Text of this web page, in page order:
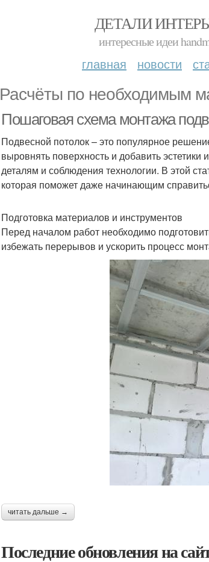
ДЕТАЛИ
интересные идеи
главная новости
Расчёты по необходимым
Пошаговая схема монтажа
Подвесной потолок – это популярное
выровнять поверхность и добавить
деталям и соблюдения технологии. В этой
которая поможет даже начинающим
Подготовка материалов и инструментов
Перед началом работ необходимо
избежать перерывов и ускорить процесс
читать дальше →
Последние обновления на